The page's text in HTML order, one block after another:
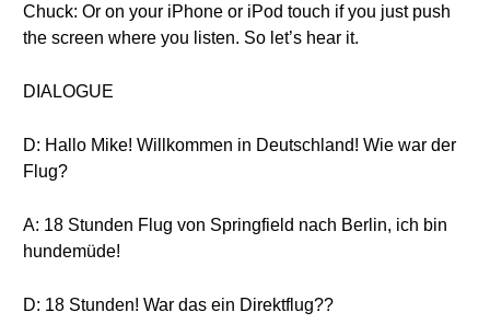
Chuck: Or on your iPhone or iPod touch if you just push
the screen where you listen. So let’s hear it.
DIALOGUE
D: Hallo Mike! Willkommen in Deutschland! Wie war der
Flug?
A: 18 Stunden Flug von Springfield nach Berlin, ich bin
hundemüde!
D: 18 Stunden! War das ein Direktflug??